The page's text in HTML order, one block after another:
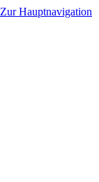
Zur Hauptnavigation